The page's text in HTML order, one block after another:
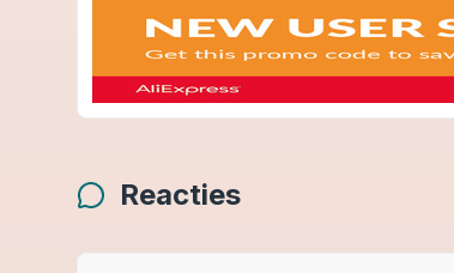
Reacties